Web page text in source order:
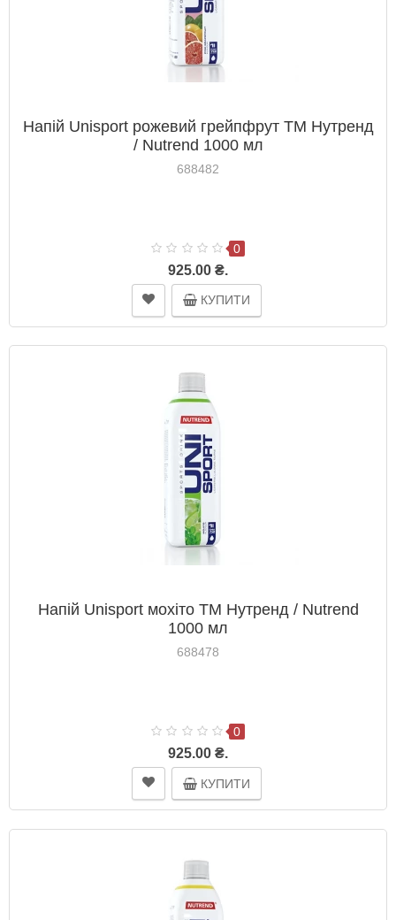
Напій Unisport рожевий грейпфрут ТМ Нутренд
/ Nutrend 1000 мл
688482
0
925.00 ₴.
КУПИТИ
Напій Unisport мохіто ТМ Нутренд / Nutrend
1000 мл
688478
0
925.00 ₴.
КУПИТИ